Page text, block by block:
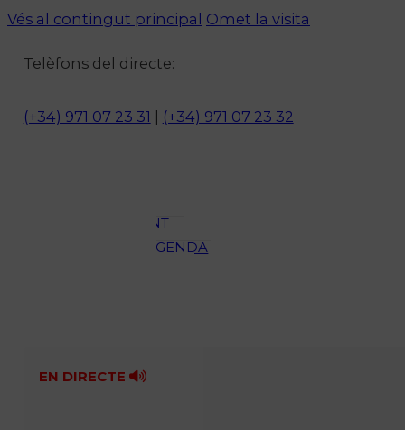
Vés al contingut principal Omet la visita
Telèfons del directe:
(+34) 971 07 23 31 (+34) 971 07 23 32
OCI
AMBIENT
AGENDA
Fes-te'n soci!
EN DIRECTE